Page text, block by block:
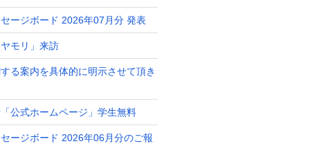
ージボード 2026年07月分 発表
モリ」来訪
る案内を具体的に明示させて頂き
公式ホームページ」学生無料
ージボード 2026年06月分のご報